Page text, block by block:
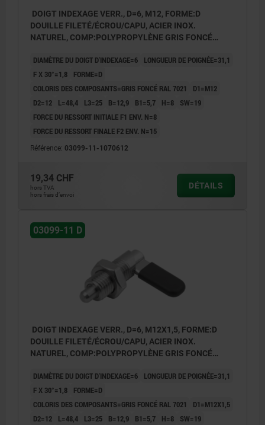
DOIGT INDEXAGE VERR., D=6, M12, FORME:D
DOUILLE FILETÉ/ÉCROU/CAPU, ACIER INOX.
NATUREL, COMP:POLYPROPYLÈNE GRIS FONCÉ
DIAMÈTRE DU DOIGT D'INDEXAGE=6
LONGUEUR DE POIGNÉE=31,1
F X 30°=1,8
FORME=D
COLORIS DES COMPOSANTS=GRIS FONCÉ RAL 7021
D1=M12
D2=12
L=48,4 L3=25 B=12,9 B1=5,7 H=8
SW=19
FORCE DU RESSORT INITIALE F1 ENV. N=8
FORCE DU RESSORT FINALE F2 ENV. N=15
Référence: 03099-11-1070612
19,34 CHF
hors TVA
hors frais d’envoi
DÉTAILS
03099-11 D
DOIGT INDEXAGE VERR., D=6, M12X1,5, FORME:D
DOUILLE FILETÉ/ÉCROU/CAPU, ACIER INOX.
NATUREL, COMP:POLYPROPYLÈNE GRIS FONCÉ
DIAMÈTRE DU DOIGT D'INDEXAGE=6
LONGUEUR DE POIGNÉE=31,1
F X 30°=1,8
FORME=D
COLORIS DES COMPOSANTS=GRIS FONCÉ RAL 7021
D1=M12X1,5
D2=12
L=48,4 L3=25 B=12,9 B1=5,7 H=8
SW=19